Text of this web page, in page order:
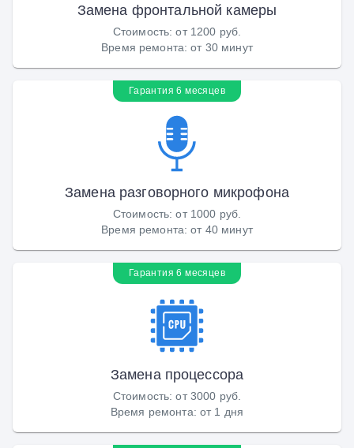
Замена фронтальной камеры
Стоимость:от 1200 руб.
Время ремонта:от 30 минут
Гарантия 6 месяцев
Замена разговорного микрофона
Стоимость:от 1000 руб.
Время ремонта:от 40 минут
Гарантия 6 месяцев
Замена процессора
Стоимость:от 3000 руб.
Время ремонта:от 1 дня